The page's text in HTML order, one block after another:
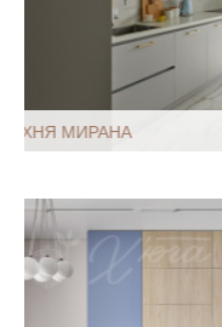
КУХНЯ СЕН-ЖАН
Мебель - тип:
Угловая
С островом